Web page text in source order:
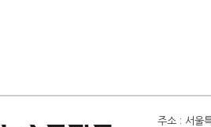
주소 : 서울